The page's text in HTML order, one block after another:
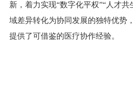
新，着力实现“数字化平权”“人才共
域差异转化为协同发展的独特优势
提供了可借鉴的医疗协作经验。